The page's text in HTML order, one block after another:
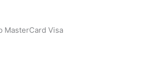
MasterCard Visa